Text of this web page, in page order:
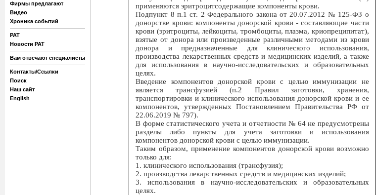
Фирмы предлагают
Видео
Хроника событий
РАТ
Новости РАТ
Вам отвечают специалисты
Контакты/Ссылки
Поиск
Наш сайт
English
применяются эритроцитсодержащие компоненты крови.
Подпункт 8 п.1 ст. 2 Федерального закона от 20.07.2012 № 125-ФЗ о
донорстве крови: компоненты донорской крови - составляющие части
крови (эритроциты, лейкоциты, тромбоциты, плазма, криопреципитат),
взятые от донора или произведенные различными методами из крови
донора и предназначенные для клинического использования,
производства лекарственных средств и медицинских изделий, а также
для использования в научно-исследовательских и образовательных
целях.
Введение компонентов донорской крови с целью иммунизации не
является трансфузией (п.2 Правил заготовки, хранения,
транспортировки и клинического использования донорской крови и ее
компонентов, утвержденных Постановлением Правительства РФ от
22.06.2019 № 797).
В форме статистического учета и отчетности № 64 не предусмотрены
разделы либо пункты для учета заготовки и использования
компонентов донорской крови с целью иммунизации.
Таким образом, применение компонентов донорской крови возможно
только для:
1. клинического использования (трансфузия);
2. производства лекарственных средств и медицинских изделий;
3. использования в научно-исследовательских и образовательных
целях.